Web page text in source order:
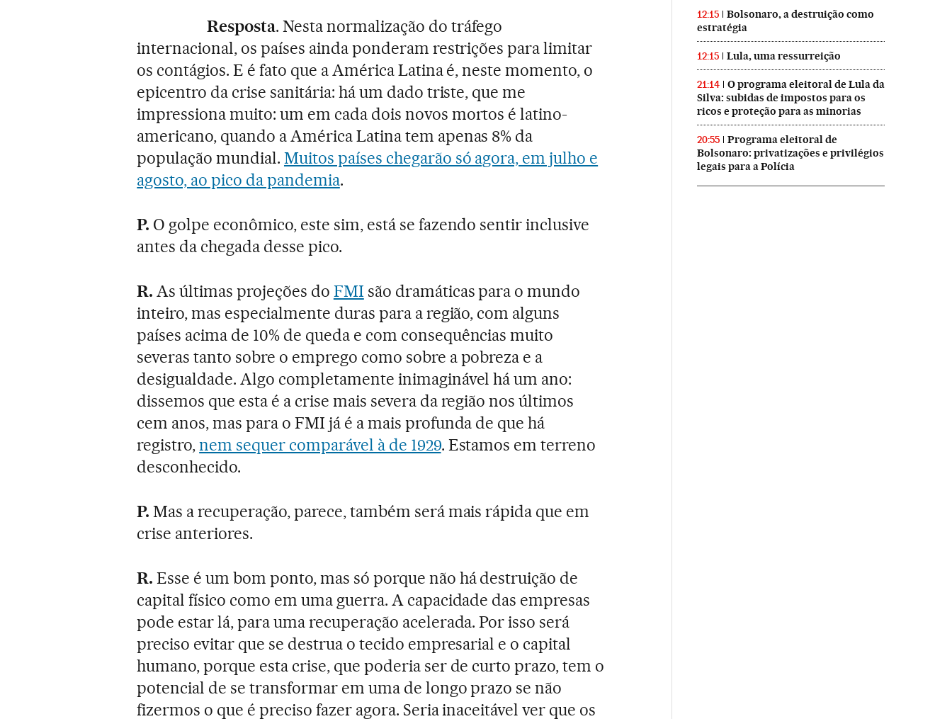
Resposta. Nesta normalização do tráfego
internacional, os países ainda ponderam restrições para limitar
os contágios. E é fato que a América Latina é, neste momento, o
epicentro da crise sanitária: há um dado triste, que me
impressiona muito: um em cada dois novos mortos é latino-
americano, quando a América Latina tem apenas 8% da
população mundial. Muitos países chegarão só agora, em julho e
agosto, ao pico da pandemia.
P. O golpe econômico, este sim, está se fazendo sentir inclusive
antes da chegada desse pico.
R. As últimas projeções do FMI são dramáticas para o mundo
inteiro, mas especialmente duras para a região, com alguns
países acima de 10% de queda e com consequências muito
severas tanto sobre o emprego como sobre a pobreza e a
desigualdade. Algo completamente inimaginável há um ano:
dissemos que esta é a crise mais severa da região nos últimos
cem anos, mas para o FMI já é a mais profunda de que há
registro,nem sequer comparável à de 1929. Estamos em terreno
desconhecido.
P. Mas a recuperação, parece, também será mais rápida que em
crise anteriores.
R.Esse é um bom ponto, mas só porque não há destruição de
capital físico como em uma guerra. A capacidade das empresas
pode estar lá, para uma recuperação acelerada. Por isso será
preciso evitar que se destrua o tecido empresarial e o capital
humano, porque esta crise, que poderia ser de curto prazo, tem o
potencial de se transformar em uma de longo prazo se não
fizermos o que é preciso fazer agora. Seria inaceitável ver que os
12:15
Bolsonaro, a destruição como
estratégia
12:15 Lula, uma ressurreição
21:14
O programa eleitoral de Lula da
Silva: subidas de impostos para os
ricos e proteção para as minorias
20:55
Programa eleitoral de
Bolsonaro: privatizações e privilégios
legais para a Polícia